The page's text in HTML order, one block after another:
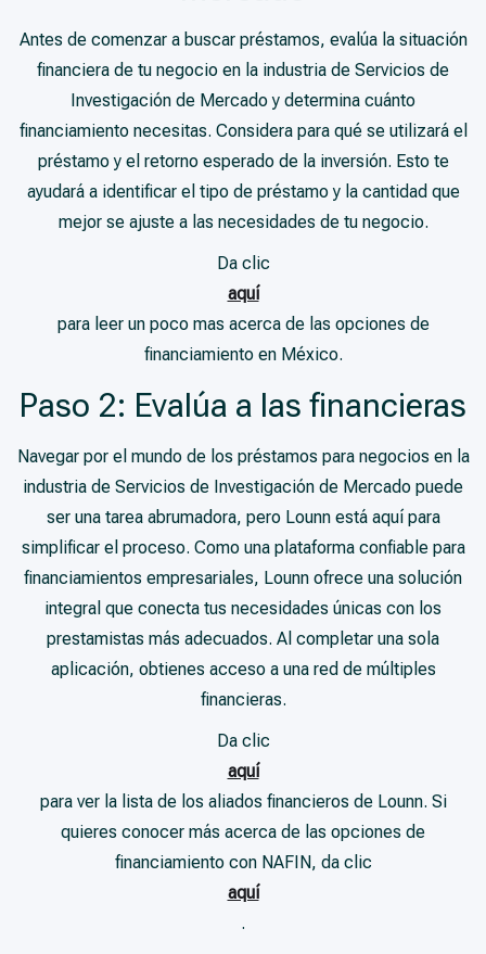
Antes de comenzar a buscar préstamos, evalúa la situación
financiera de tu negocio en la industria de Servicios de
Investigación de Mercado y determina cuánto
financiamiento necesitas. Considera para qué se utilizará el
préstamo y el retorno esperado de la inversión. Esto te
ayudará a identificar el tipo de préstamo y la cantidad que
mejor se ajuste a las necesidades de tu negocio.
Da clic
aquí
para leer un poco mas acerca de las opciones de
financiamiento en México.
Paso 2: Evalúa a las financieras
Navegar por el mundo de los préstamos para negocios en la
industria de Servicios de Investigación de Mercado puede
ser una tarea abrumadora, pero Lounn está aquí para
simplificar el proceso. Como una plataforma confiable para
financiamientos empresariales, Lounn ofrece una solución
integral que conecta tus necesidades únicas con los
prestamistas más adecuados. Al completar una sola
aplicación, obtienes acceso a una red de múltiples
financieras.
Da clic
aquí
para ver la lista de los aliados financieros de Lounn. Si
quieres conocer más acerca de las opciones de
financiamiento con NAFIN, da clic
aquí
.